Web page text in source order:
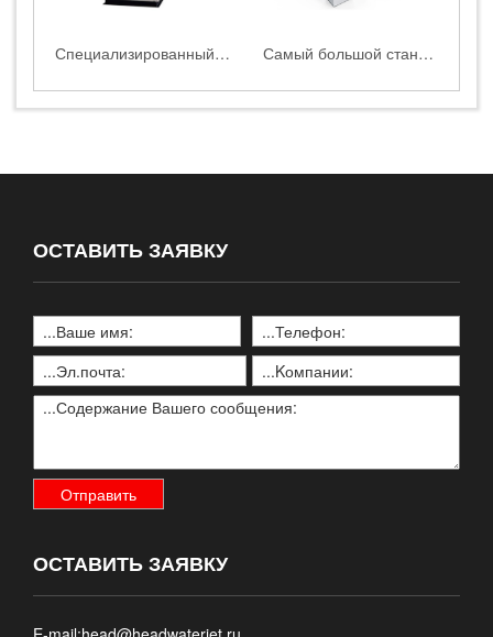
Специализированный водоохладитель для водоструйных станков HEAD Самый большой станок для гидроабразивной резки в Китае
ОСТАВИТЬ ЗАЯВКУ
ОСТАВИТЬ ЗАЯВКУ